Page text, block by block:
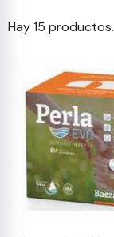
Hay 15 productos.